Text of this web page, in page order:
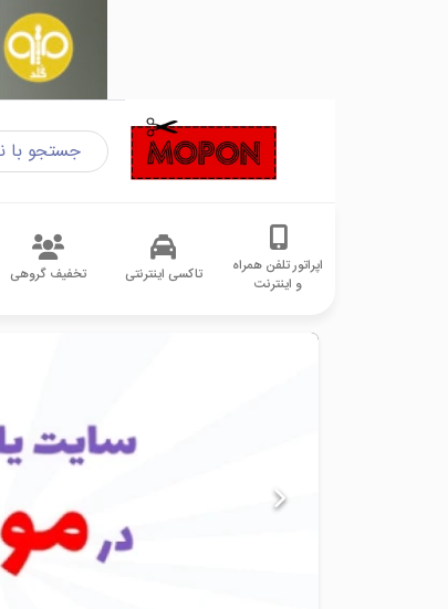
اپراتور تلفن همراه
و اینترنت
تاکسی اینترنتی تخفیف گروهی